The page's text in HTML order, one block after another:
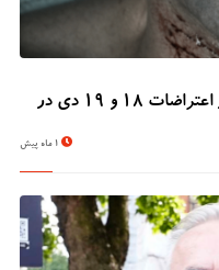
«۷۷ ساعت» روی پرده سینما؛ روایتی از اعتراضات ۱۸ و ۱۹ دی در